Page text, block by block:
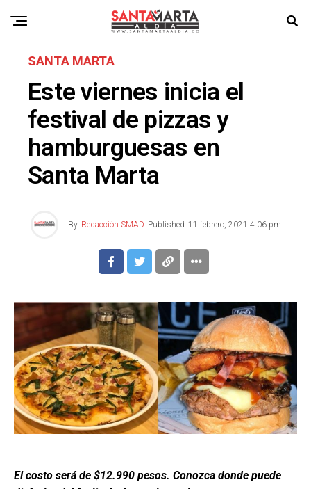
SANTA MARTA
Este viernes inicia el
festival de pizzas y
hamburguesas en
Santa Marta
By Redacción SMAD Published 11 febrero, 2021 4:06 pm
El costo será de $12.990 pesos. Conozca donde puede